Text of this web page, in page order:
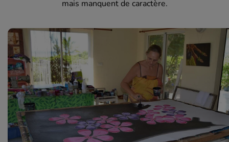
mais manquent de caractère.